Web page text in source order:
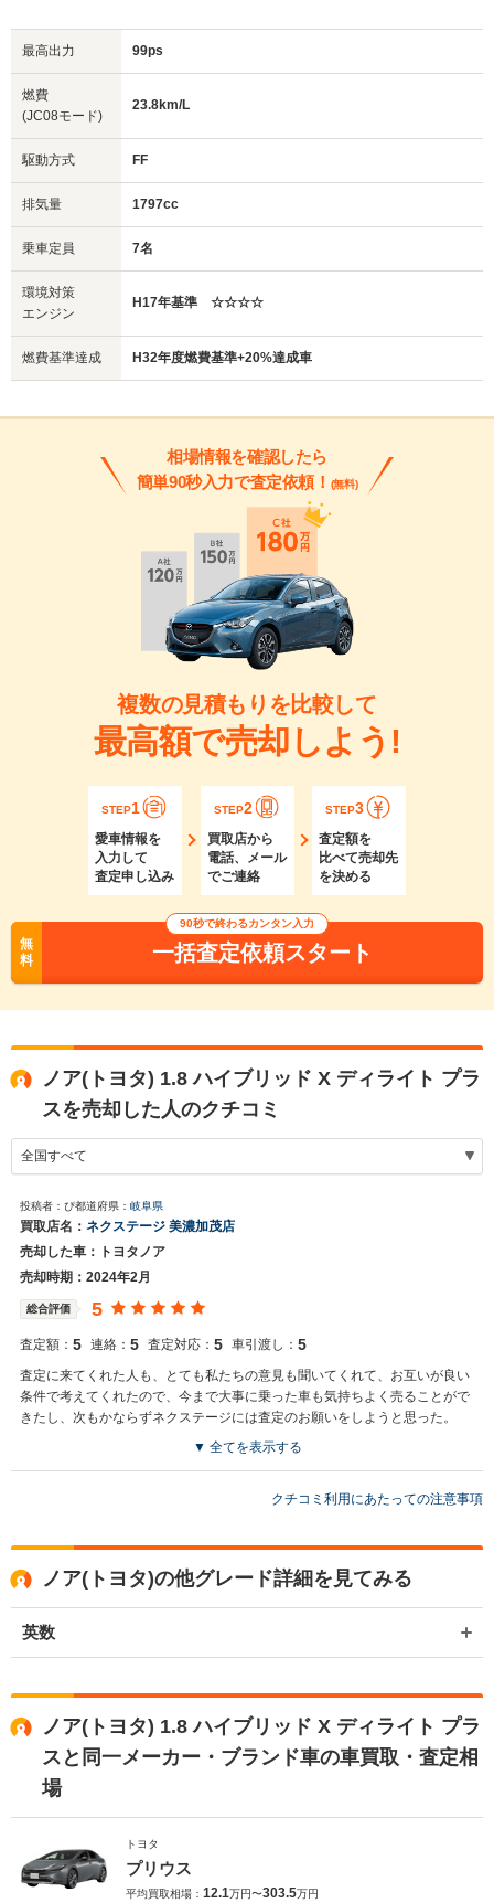
最高出力 99ps
燃費
(JC08モード)
23.8km/L
駆動方式 FF
排気量 1797cc
乗車定員 7名
環境対策
エンジン
H17年基準 ☆☆☆☆
燃費基準達成 H32年度燃費基準+20%達成車
相場情報を確認したら
簡単90秒入力で査定依頼！ (無料)
複数の見積もりを比較して
最高額で売却しよう!
STEP1
愛車情報を
入力して
査定申し込み
STEP2
買取店から
電話、メール
でご連絡
STEP3
査定額を
比べて売却先
を決める
無
料
90秒で終わるカンタン入力
一括査定依頼スタート
ノア(トヨタ) 1.8 ハイブリッド X ディライト プラ
スを売却した人のクチコミ
投稿者：ぴ都道府県： 岐阜県
買取店名： ネクステージ 美濃加茂店
売却した車：トヨタノア
売却時期：2024年2月
総合評価 5
査定額： 5 連絡： 5 査定対応： 5 車引渡し： 5
査定に来てくれた人も、とても私たちの意見も聞いてくれて、お互いが良い
条件で考えてくれたので、今まで大事に乗った車も気持ちよく売ることがで
きたし、次もかならずネクステージには査定のお願いをしようと思った。
買取店からの返信
お世話になっております。 株式会社ネクステージでございます。 この
ております。
▼ 全てを表示する
クチコミ利用にあたっての注意事項
ノア(トヨタ)の他グレード詳細を見てみる
英数
ノア(トヨタ) 1.8 ハイブリッド X ディライト プラ
スと同一メーカー・ブランド車の車買取・査定相
場
トヨタ
プリウス
平均買取相場： 12.1万円〜303.5万円